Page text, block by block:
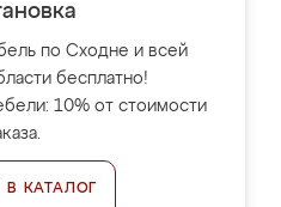
по Сходне и всей
бесплатно!
10% от стоимости
В КАТАЛОГ